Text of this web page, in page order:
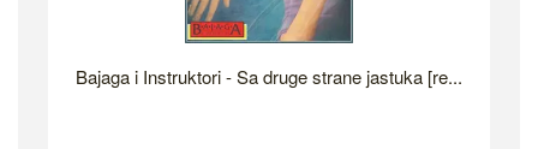
Bajaga i Instruktori - Sa druge strane jastuka [re...